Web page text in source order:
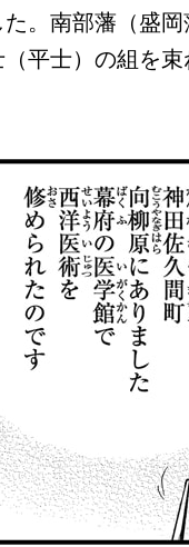
た。南部藩（盛
平士）の組を束